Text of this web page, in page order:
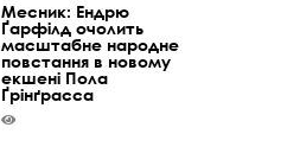
Месник: Ендрю
Ґарфілд очолить
масштабне народне
повстання в новому
екшені Пола
Ґрінґрасса